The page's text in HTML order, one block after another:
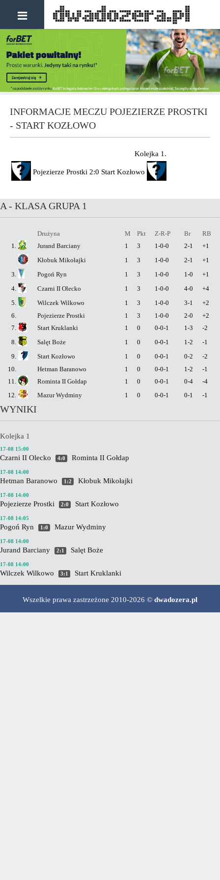
INFORMACJE MECZU POJEZIERZE PROSTKI
- START KOZŁOWO
Kolejka 1.
Pojezierze Prostki 2:0 Start Kozłowo
A - KLASA GRUPA 1
Drużyna M Pkt Z-R-P Br
RB
1.
Jurand Barciany 1 3 1-0-0 2-1
+1
Kłobuk Mikołajki
1 3 1-0-0 2-1
+1
3.
Pogoń Ryn 1 3 1-0-0 1-0
+1
4.
Czarni II Olecko 1 3 1-0-0 4-0
+4
5.
Wilczek Wilkowo 1 3 1-0-0 3-1
+2
6.
Pojezierze Prostki 1 3 1-0-0 2-0
+2
7.
Start Kruklanki 1 0 0-0-1 1-3
-2
8.
Salęt Boże 1 0 0-0-1 1-2
-1
9.
Start Kozłowo 1 0 0-0-1 0-2
-2
10.
Hetman Baranowo 1 0 0-0-1 1-2
-1
11.
Rominta II Gołdap 1 0 0-0-1 0-4
-4
12.
Mazur Wydminy 1 0 0-0-1 0-1 -1
WYNIKI
Kolejka 1
17-08 15:00
Czarni II Olecko 4:0 Rominta II Gołdap
17-08 14:00
Hetman Baranowo 1:2 Kłobuk Mikołajki
17-08 14:00
Pojezierze Prostki 2:0 Start Kozłowo
17-08 14:05
Pogoń Ryn 1:0 Mazur Wydminy
17-08 14:00
Jurand Barciany 2:1 Salęt Boże
17-08 14:00
Wilczek Wilkowo 3:1 Start Kruklanki
Wszelkie prawa zastrzeżone 2010-2026 © dwadozera.pl